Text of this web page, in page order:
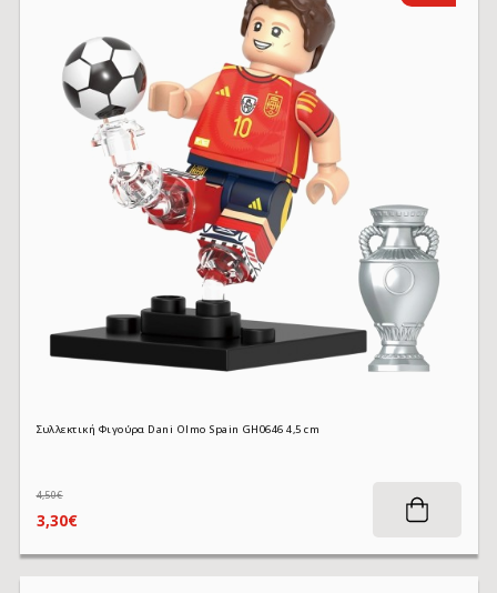
Συλλεκτική Φιγούρα Dani Olmo Spain GH0646 4,5 cm
3,30€
4,50€